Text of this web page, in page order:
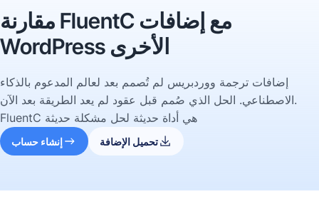
مقارنة FluentC مع إضافات
WordPress الأخرى
إضافات ترجمة ووردبريس لم تُصمم بعد لعالم المدعوم بالذكاء
الاصطناعي. الحل الذي صُمم قبل عقود لم يعد الطريقة بعد الآن.
FluentC هي أداة حديثة لحل مشكلة حديثة
إنشاء حساب تحميل الإضافة